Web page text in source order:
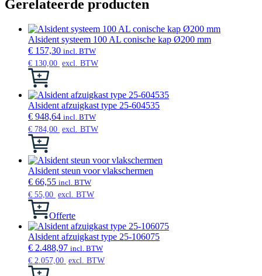
Gerelateerde producten
Alsident systeem 100 AL conische kap Ø200 mm
€ 157,30 incl. BTW
€ 130,00 excl. BTW
Dit
heeft
meerdere
variaties.
Deze
optie
gekozen
worden
op
de
productpagina
Alsident afzuigkast type 25-604535
€ 948,64 incl. BTW
€ 784,00 excl. BTW
Dit
heeft
meerdere
variaties.
Deze
optie
kan
gekozen
worden
op
de
productpagina
Alsident steun voor vlakschermen
€ 66,55 incl. BTW
€ 55,00 excl. BTW
Offerte
Alsident afzuigkast type 25-106075
€ 2.488,97 incl. BTW
€ 2.057,00 excl. BTW
Dit